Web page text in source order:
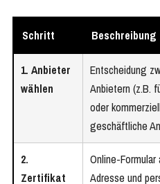
Schritt Beschreibung
1. Anbieter
wählen
Entscheidung
Anbietern (z.B.
oder
geschäftliche
2.
Zertifikat
Online-
Adresse und